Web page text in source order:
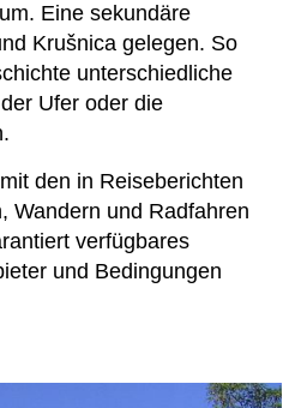
Eine sekundäre
Krušnica gelegen. So
unterschiedliche
Ufer oder die
den in Reiseberichten
Wandern und Radfahren
verfügbares
und Bedingungen